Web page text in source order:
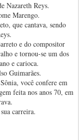
Nazareth Reys.
Marengo.
que cantava, sendo
e do compositor
e tornou-se um dos
e carioca.
Guimarães.
você confere em
feita nos anos 70, em
carreira.